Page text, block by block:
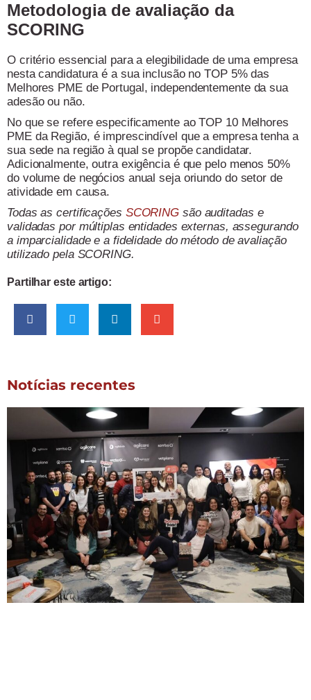
Metodologia de avaliação da
SCORING
O critério essencial para a elegibilidade de uma empresa
nesta candidatura é a sua inclusão no TOP 5% das
Melhores PME de Portugal, independentemente da sua
adesão ou não.
No que se refere especificamente ao TOP 10 Melhores
PME da Região, é imprescindível que a empresa tenha a
sua sede na região à qual se propõe candidatar.
Adicionalmente, outra exigência é que pelo menos 50%
do volume de negócios anual seja oriundo do setor de
atividade em causa.
Todas as certificações SCORING são auditadas e
validadas por múltiplas entidades externas, assegurando
a imparcialidade e a fidelidade do método de avaliação
utilizado pela SCORING.
Partilhar este artigo:
Notícias recentes